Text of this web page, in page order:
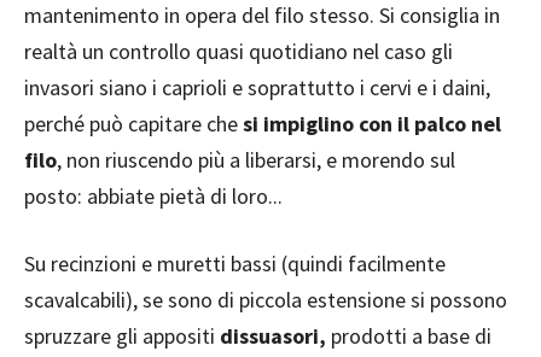
mantenimento in opera del filo stesso. Si consiglia in
realtà un controllo quasi quotidiano nel caso gli
invasori siano i caprioli e soprattutto i cervi e i daini,
perché può capitare chesi impiglino con il palco nel
filo, non riuscendo più a liberarsi, e morendo sul
posto: abbiate pietà di loro...
Su recinzioni e muretti bassi (quindi facilmente
scavalcabili), se sono di piccola estensione si possono
spruzzare gli appositi dissuasori, prodotti a base di